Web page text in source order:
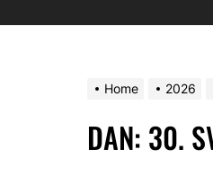
Home 2026
DAN: 30.